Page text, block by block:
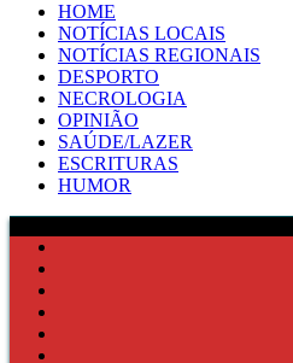
HOME
NOTÍCIAS LOCAIS
NOTÍCIAS REGIONAIS
DESPORTO
NECROLOGIA
OPINIÃO
SAÚDE/LAZER
ESCRITURAS
HUMOR